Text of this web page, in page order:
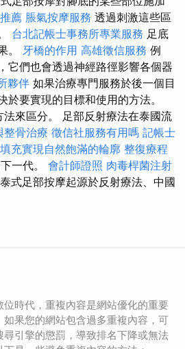
薦 脹氣按摩服務 透過刺激這些區
台北記帳士事務所專業服務 足底
。 牙橋的作用 高雄徵信服務 例
它們也會透過神經路徑影響各個器
夥伴 如果治療專門服務於後一個目
要實現的目標和使用的方法。
來區分。 足部反射療法在泰國流
整骨治療 徵信社服務有用嗎 記帳士
充實現自然飽滿的輪廓 整復療程
一代。 會計師證照 肉毒桿菌注射
泰式足部按摩起源於反射療法、中國
位時代，重複內容是網站優化的重要
如果您的網站包含過多重複內容，可
尋引擎的懲罰，導致排名下降或無法